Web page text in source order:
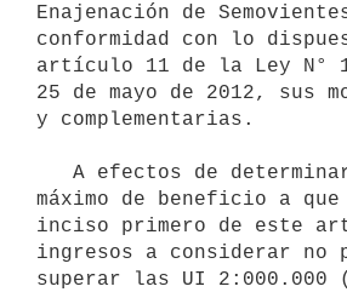
Enajenación de
conformidad con lo
artículo 11 de la Ley N°
25 de mayo de 2012, sus
y complementarias.
máximo de beneficio a
inciso primero de este
ingresos a considerar no
superar las UI 2:000.000